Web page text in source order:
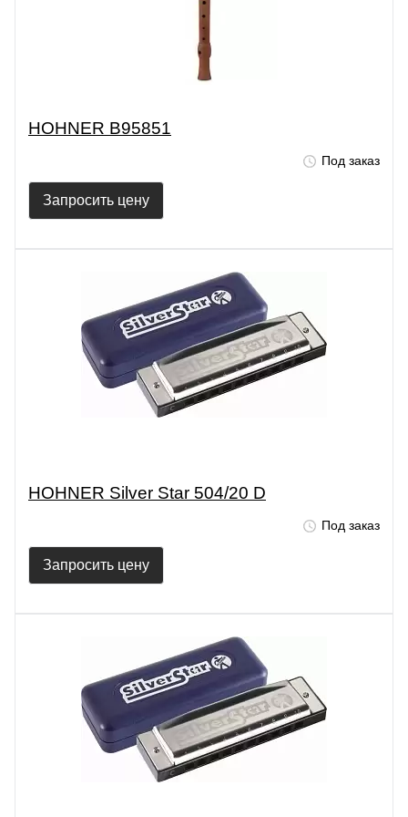
HOHNER B95851
Под заказ
Запросить цену
HOHNER Silver Star 504/20 D
Под заказ
Запросить цену